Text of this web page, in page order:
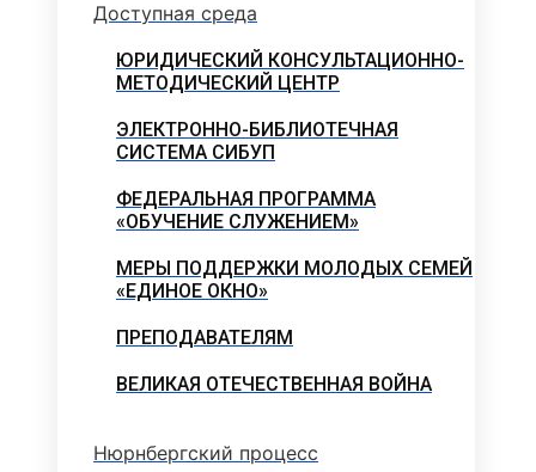
Доступная среда
ЮРИДИЧЕСКИЙ КОНСУЛЬТАЦИОННО-
МЕТОДИЧЕСКИЙ ЦЕНТР
ЭЛЕКТРОННО-БИБЛИОТЕЧНАЯ
СИСТЕМА СИБУП
ФЕДЕРАЛЬНАЯ ПРОГРАММА
«ОБУЧЕНИЕ СЛУЖЕНИЕМ»
МЕРЫ ПОДДЕРЖКИ МОЛОДЫХ СЕМЕЙ
«ЕДИНОЕ ОКНО»
ПРЕПОДАВАТЕЛЯМ
ВЕЛИКАЯ ОТЕЧЕСТВЕННАЯ ВОЙНА
Нюрнбергский процесс